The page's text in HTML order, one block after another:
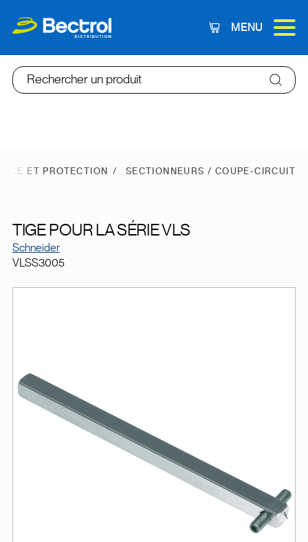
Panier
MENU
Rechercher un produit
ET PROTECTION SECTIONNEURS / COUPE-CIRCUIT
TIGE POUR LA SÉRIE VLS
Schneider
VLSS3005